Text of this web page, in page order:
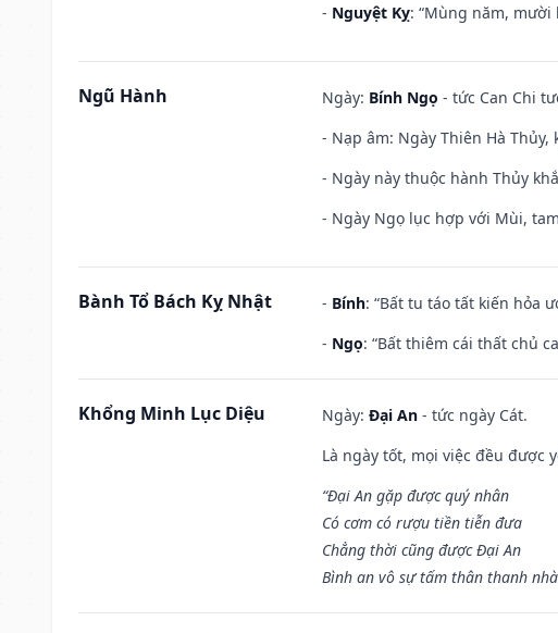
- Nguyệt Kỵ: “Mùng năm,
Ngũ Hành Ngày: Bính Ngọ - tức Can Chi
- Nạp âm: Ngày Thiên Hà Thủy,
- Ngày này thuộc hành Thủy
- Ngày Ngọ lục hợp với Mùi,
Bành Tổ Bách Kỵ Nhật - Bính: “Bất tu táo tất kiến hỏa
- Ngọ: “Bất thiêm cái thất chủ
Khổng Minh Lục Diệu Ngày: Đại An - tức ngày Cát.
Là ngày tốt, mọi việc đều được
“Đại An gặp được quý nhân
Có cơm có rượu tiền tiễn đưa
Chẳng thời cũng được Đại An
Bình an vô sự tấm thân thanh